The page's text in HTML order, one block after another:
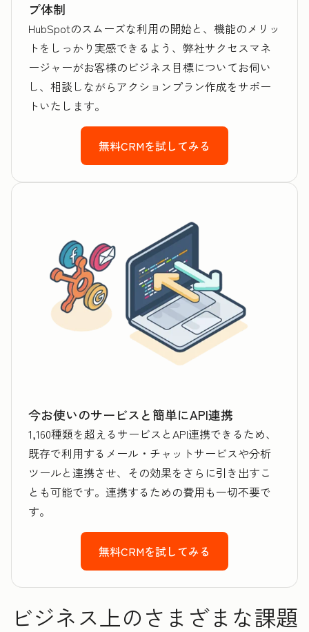
プ体制
HubSpotのスムーズな利用の開始と、機能のメリッ
トをしっかり実感できるよう、弊社サクセスマネ
ージャーがお客様のビジネス目標についてお伺い
し、相談しながらアクションプラン作成をサポー
トいたします。
無料CRMを試してみる
今お使いのサービスと簡単にAPI連携
1,160種類を超えるサービスとAPI連携できるため、
既存で利用するメール・チャットサービスや分析
ツールと連携させ、その効果をさらに引き出すこ
とも可能です。連携するための費用も一切不要で
す。
無料CRMを試してみる
ビジネス上のさまざまな課題